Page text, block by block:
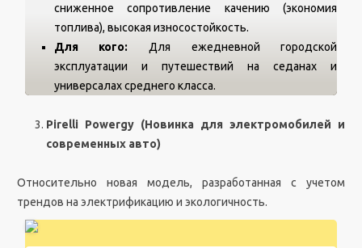
сниженное сопротивление качению (экономия
топлива), высокая износостойкость.
Для кого: Для ежедневной городской
эксплуатации и путешествий на седанах и
универсалах среднего класса.
Pirelli Powergy (Новинка для электромобилей и
современных авто)
Относительно новая модель, разработанная с учетом
трендов на электрификацию и экологичность.